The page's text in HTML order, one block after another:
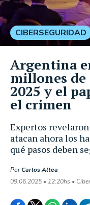
Expertos
atacan ahora los
qué pasos deben
PorCarlos Altea
09.06.2025 • 12:20hs •
CIBERSEGURIDAD
Argentina
millones de
2025 y el
el crimen